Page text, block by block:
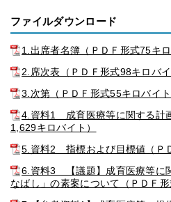
ファイルダウンロード
1.出席者名簿（ＰＤＦ形式75キロ
2.席次表（ＰＤＦ形式98キロバイ
3.次第（ＰＤＦ形式55キロバイト
4.資料1 成育医療等に関する計
1,629キロバイト）
5.資料2 指標および目標値（Ｐ
6.資料3 【議題】成育医療等に
なばし」の素案について（ＰＤＦ